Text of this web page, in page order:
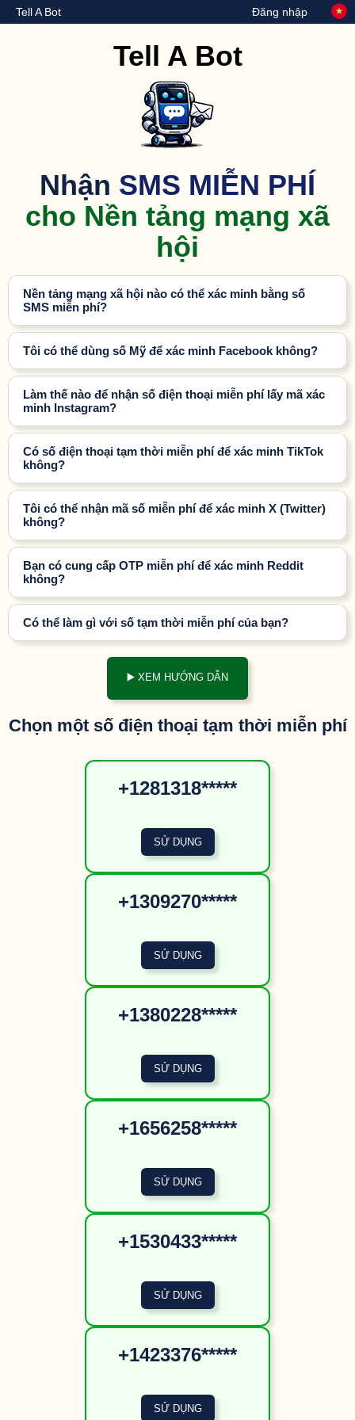
Tell A Bot Đăng nhập
Tell A Bot
Nhận SMS MIỄN PHÍ
cho Nền tảng mạng xã
hội
Nền tảng mạng xã hội nào có thể xác minh bằng số
SMS miễn phí?
Tôi có thể dùng số Mỹ để xác minh Facebook không?
Làm thế nào để nhận số điện thoại miễn phí lấy mã xác
minh Instagram?
Có số điện thoại tạm thời miễn phí để xác minh TikTok
không?
Tôi có thể nhận mã số miễn phí để xác minh X (Twitter)
không?
Bạn có cung cấp OTP miễn phí để xác minh Reddit
không?
Có thể làm gì với số tạm thời miễn phí của bạn?
▶️ XEM HƯỚNG DẪN
Chọn một số điện thoại tạm thời miễn phí
+1281318*****
+1309270*****
+1380228*****
+1656258*****
+1530433*****
+1423376*****